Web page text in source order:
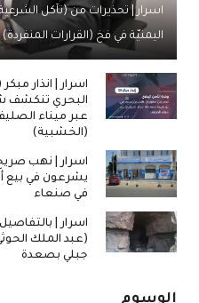
اسرار | تحذيرات من (تآكل
اليمنيّة في فخ (القرارات المنفردة)
البحري تنكشف
عبر ميناء
(الخشبية)
اسرار | نهب
يشرعون في بيع
في صنعاء
اسرار |
(عبد الملك
جبلي بصعدة
الوسوم